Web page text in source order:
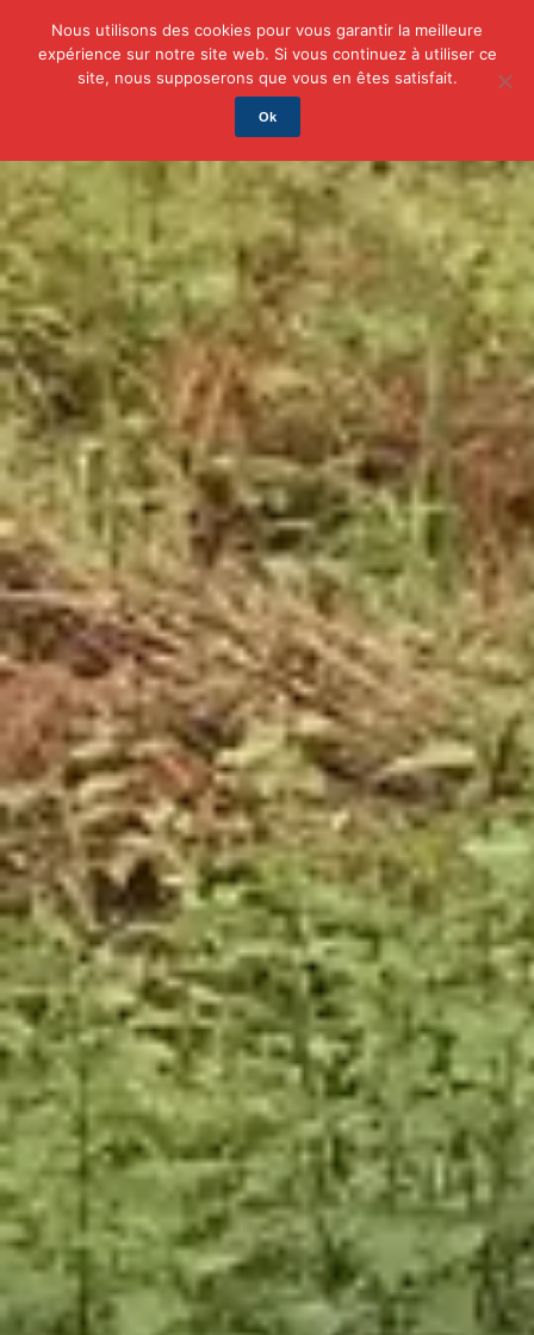
Auto/Moto Business Famille Finance
Nous utilisons des cookies pour vous garantir la meilleure
expérience sur notre site web. Si vous continuez à utiliser ce
site, nous supposerons que vous en êtes satisfait.
Ok